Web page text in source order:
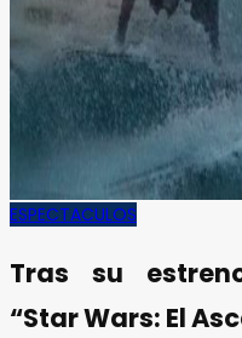
ESPECTACULOS
Tras su
“Star Wars: El